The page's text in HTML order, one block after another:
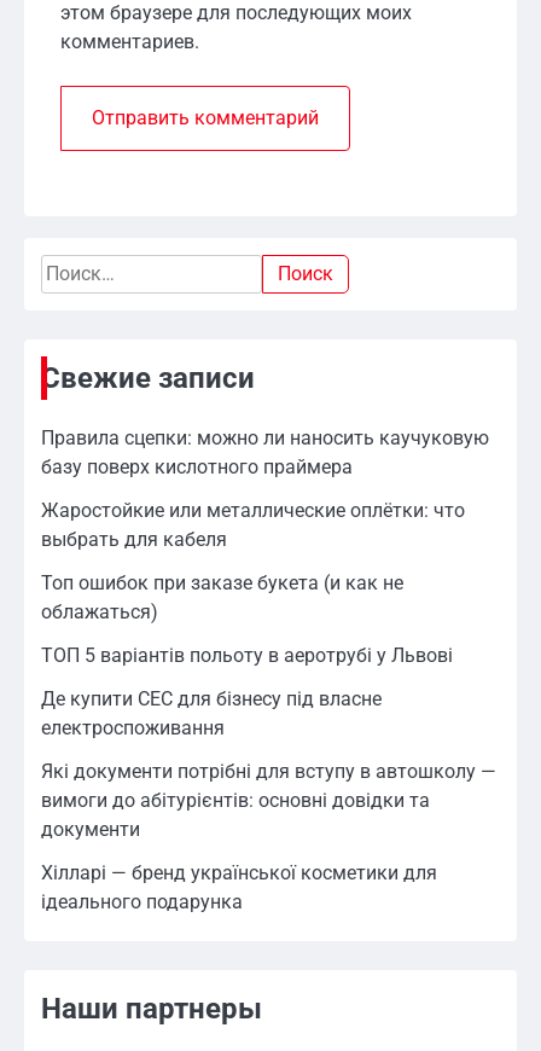
этом браузере для последующих моих
комментариев.
Найти:
Свежие записи
Правила сцепки: можно ли наносить каучуковую
базу поверх кислотного праймера
Жаростойкие или металлические оплётки: что
выбрать для кабеля
Топ ошибок при заказе букета (и как не
облажаться)
ТОП 5 варіантів польоту в аеротрубі у Львові
Де купити СЕС для бізнесу під власне
електроспоживання
Які документи потрібні для вступу в автошколу —
вимоги до абітурієнтів: основні довідки та
документи
Хілларі — бренд української косметики для
ідеального подарунка
Наши партнеры